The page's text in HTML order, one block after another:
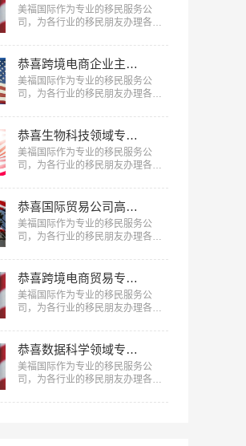
美福国际作为专业的移民服务公
司，为各行业的移民朋友办理各种
下面就为大家分享仓储物流公司总
监陈先生获批美国L1签证成功案
例。…
恭喜跨境电商企业主郑女士获批美国L1签证！
美福国际作为专业的移民服务公
司，为各行业的移民朋友办理各种
下面就为大家分享跨境电商企业主
郑女士获批美国L1签证成功案例。
…
恭喜生物科技领域专家孟先生获批美国EB-1A移民！
美福国际作为专业的移民服务公
司，为各行业的移民朋友办理各种
为大家分享生物科技领域专家孟先
生获批美国EB-1A移民成功案例。
…
恭喜国际贸易公司高管郑先生获批美国L1签证！
美福国际作为专业的移民服务公
司，为各行业的移民朋友办理各种
下面就为大家分享国际贸易公司高
管郑先生获批美国L1签证成功案
例。…
恭喜跨境电商贸易专家何女士获批美国EB-1A移民！
美福国际作为专业的移民服务公
司，为各行业的移民朋友办理各种
为大家分享跨境电商贸易专家何女
士获批美国EB-1A移民成功案例。
…
恭喜数据科学领域专家邱先生获批美国NIW移民！
美福国际作为专业的移民服务公
司，为各行业的移民朋友办理各种
为大家分享数据科学领域专家邱先